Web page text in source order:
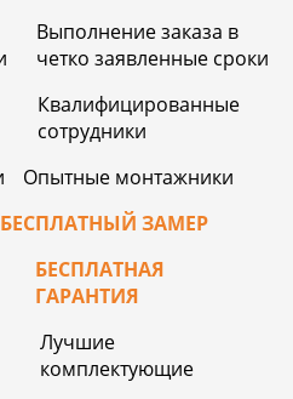
Выполнение заказа в
четко заявленные сроки
Квалифицированные
сотрудники
Опытные монтажники
БЕСПЛАТНЫЙ ЗАМЕР
БЕСПЛАТНАЯ
ГАРАНТИЯ
Лучшие
комплектующие